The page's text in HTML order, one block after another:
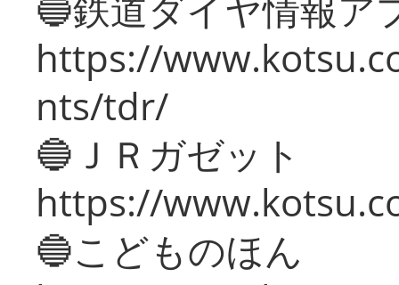
https://
nts/tdr/
🔵ＪＲガゼット
https://
🔵こどものほん